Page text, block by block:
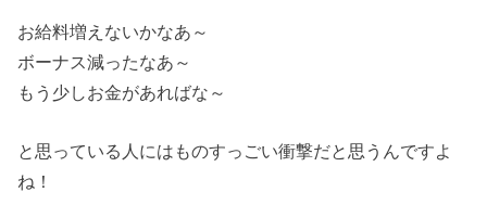
お給料増えないかなあ～
ボーナス減ったなあ～
もう少しお金があればな～
と思っている人にはものすっごい衝撃だと思うんですよ
ね！